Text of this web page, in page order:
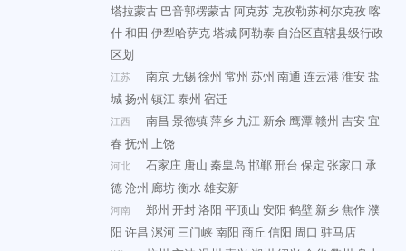
塔拉蒙古 巴音郭楞蒙古阿克苏 克孜勒苏柯尔克孜喀
什和田 伊犁哈萨克塔城阿勒泰 自治区直辖县级行政
区划
江苏 南京无锡徐州 常州 苏州 南通 连云港淮安盐
城扬州 镇江泰州 宿迁
江西 南昌 景德镇萍乡 九江 新余鹰潭赣州 吉安宜
春 抚州 上饶
河北 石家庄 唐山 秦皇岛 邯郸邢台 保定 张家口 承
德沧州 廊坊衡水雄安新
河南 郑州 开封洛阳 平顶山 安阳 鹤壁 新乡焦作濮
阳 许昌 漯河三门峡南阳 商丘 信阳 周口 驻马店